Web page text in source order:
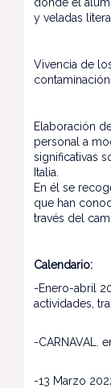
y veladas
Vivencia de
Elaboración
personal a
significativas
Italia.
En él se
que han
través del
Calendario:
-Enero-abril
actividades,
-CARNAVAL.
-13 Marzo